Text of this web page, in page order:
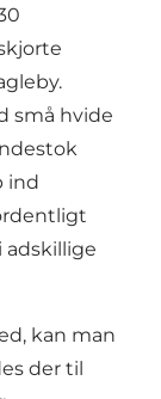
små hvide
ind
adskillige
kan man
der til